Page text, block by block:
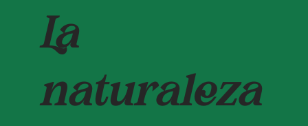
La
naturaleza